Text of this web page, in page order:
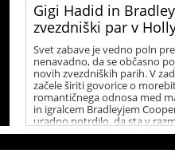
Gigi Hadid in
zvezdniški par v
Svet zabave je vedno poln
nenavadno, da se občasno
novih zvezdniških parih. V
začele širiti govorice o
romantičnega odnosa med
in igralcem Bradleyjem
uradno potrdilo, da sta v
številni namigi, ki vzbujajo